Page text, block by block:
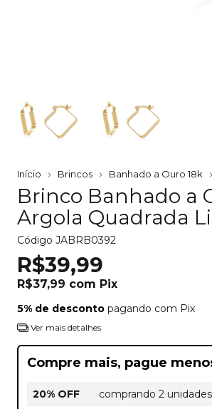
Início Brincos Banhado a Ouro 18k
Brinco Banhado a
Argola Quadrada
Código JABRB0392
R$39,99
R$37,99 com Pix
5% de desconto pagando com Pix
Ver mais detalhes
Compre mais, pague
20% OFF
comprando 2